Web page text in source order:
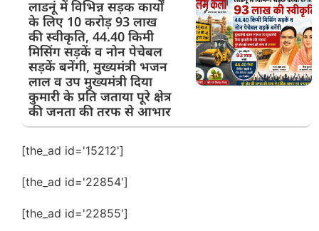
लाडनूं में विभिन्न सड़क कार्यों
के लिए 10 करोड़ 93 लाख
की स्वीकृति, 44.40 किमी
मिसिंग सड़कें व नोन पेचेबल
सड़कें बनेंगी, मुख्यमंत्री भजन
लाल व उप मुख्यमंत्री दिया
कुमारी के प्रति जताया पूरे क्षेत्र
की जनता की तरफ से आभार
[the_ad id='15212']
[the_ad id='22854']
[the_ad id='22855']